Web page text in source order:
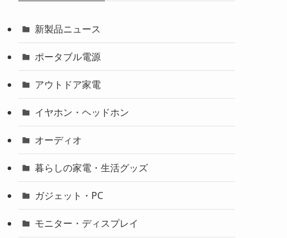
新製品ニュース
ポータブル電源
アウトドア家電
イヤホン・ヘッドホン
オーディオ
暮らしの家電・生活グッズ
ガジェット・PC
モニター・ディスプレイ